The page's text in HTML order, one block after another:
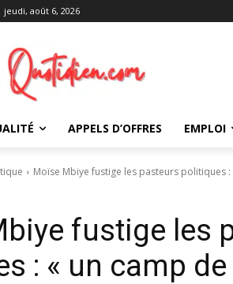
jeudi, août 6, 2026
APPELS D’OFFRES EMPLOI
Moïse Mbiye fustige les pasteurs politiques
fustige les
: « un camp de